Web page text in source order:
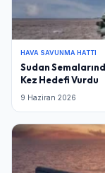
HAVA SAVUNMA HATTI
Sudan
Kez Hedefi Vurdu
9 Haziran 2026